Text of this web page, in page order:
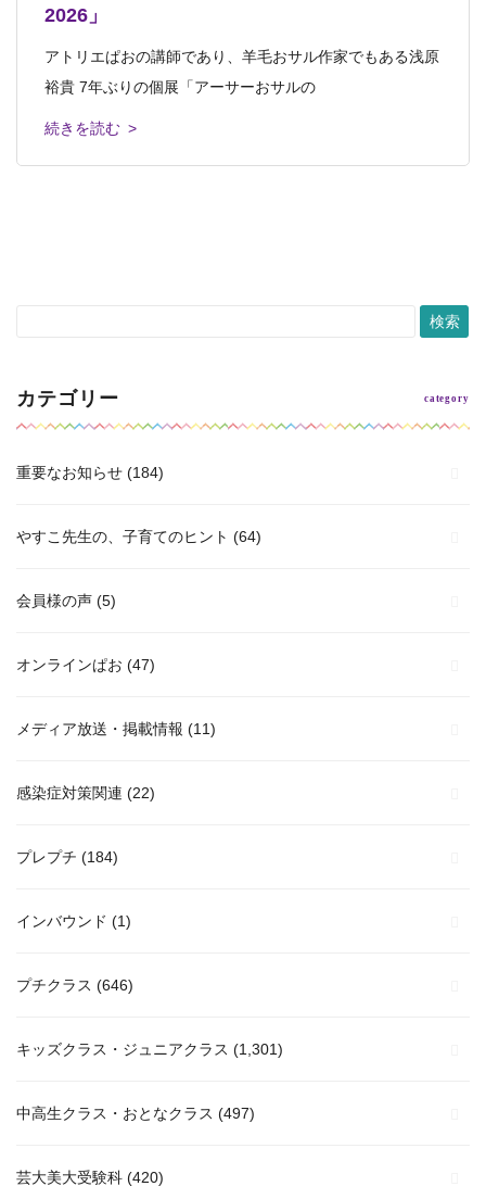
2026」
アトリエぱおの講師であり、羊毛おサル作家でもある浅原
裕貴 7年ぶりの個展「アーサーおサルの
続きを読む >
こんにちは。こどもクラスの浅原です。 私はこどもクラ
スの講師ですが、羊毛おサル作家でもあり
続きを読む >
チツアー
江田島青少年交流の家へ視察 ファミリーア
ートキャンプ in 江田島
こんにちは！ こどもクラス講師の樺澤です。 春らしい
平和大通り芸術祭 開催中です。 自由に散策できると
ころに作品が
続きを読む >
ホキ美術館へ行ってきました
みなさんこんにちは。 こどもクラス講師の中島です。 先
日、写実絵画専門の美術館、ホキ美術館
続きを読む >
カテゴリー
重要なお知らせ (184)
やすこ先生の、子育てのヒント (64)
会員様の声 (5)
オンラインぱお (47)
メディア放送・掲載情報 (11)
感染症対策関連 (22)
プレプチ (184)
インバウンド (1)
プチクラス (646)
キッズクラス・ジュニアクラス (1,301)
中高生クラス・おとなクラス (497)
芸大美大受験科 (420)